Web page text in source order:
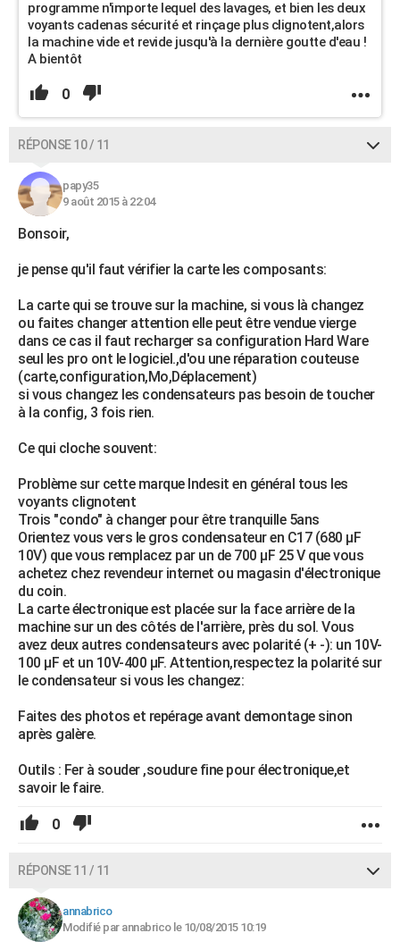
programme n'importe lequel des lavages, et bien les deux
voyants cadenas sécurité et rinçage plus clignotent,alors
la machine vide et revide jusqu'à la dernière goutte d'eau !
A bientôt
0
RÉPONSE 10 / 11
papy35
9 août 2015 à 22:04
Bonsoir,
je pense qu'il faut vérifier la carte les composants:
La carte qui se trouve sur la machine, si vous là changez
ou faites changer attention elle peut être vendue vierge
dans ce cas il faut recharger sa configuration Hard Ware
seul les pro ont le logiciel.,d'ou une réparation couteuse
(carte,configuration,Mo,Déplacement)
si vous changez les condensateurs pas besoin de toucher
à la config, 3 fois rien.
Ce qui cloche souvent:
Problème sur cette marque Indesit en général tous les
voyants clignotent
Trois "condo" à changer pour être tranquille 5ans
Orientez vous vers le gros condensateur en C17 (680 µF
10V) que vous remplacez par un de 700 µF 25 V que vous
achetez chez revendeur internet ou magasin d'électronique
du coin.
La carte électronique est placée sur la face arrière de la
machine sur un des côtés de l'arrière, près du sol. Vous
avez deux autres condensateurs avec polarité (+ -): un 10V-
100 µF et un 10V-400 µF. Attention,respectez la polarité sur
le condensateur si vous les changez:
Faites des photos et repérage avant demontage sinon
après galère.
Outils : Fer à souder ,soudure fine pour électronique,et
savoir le faire.
0
RÉPONSE 11 / 11
annabrico
Modifié par annabrico le 10/08/2015 10:19